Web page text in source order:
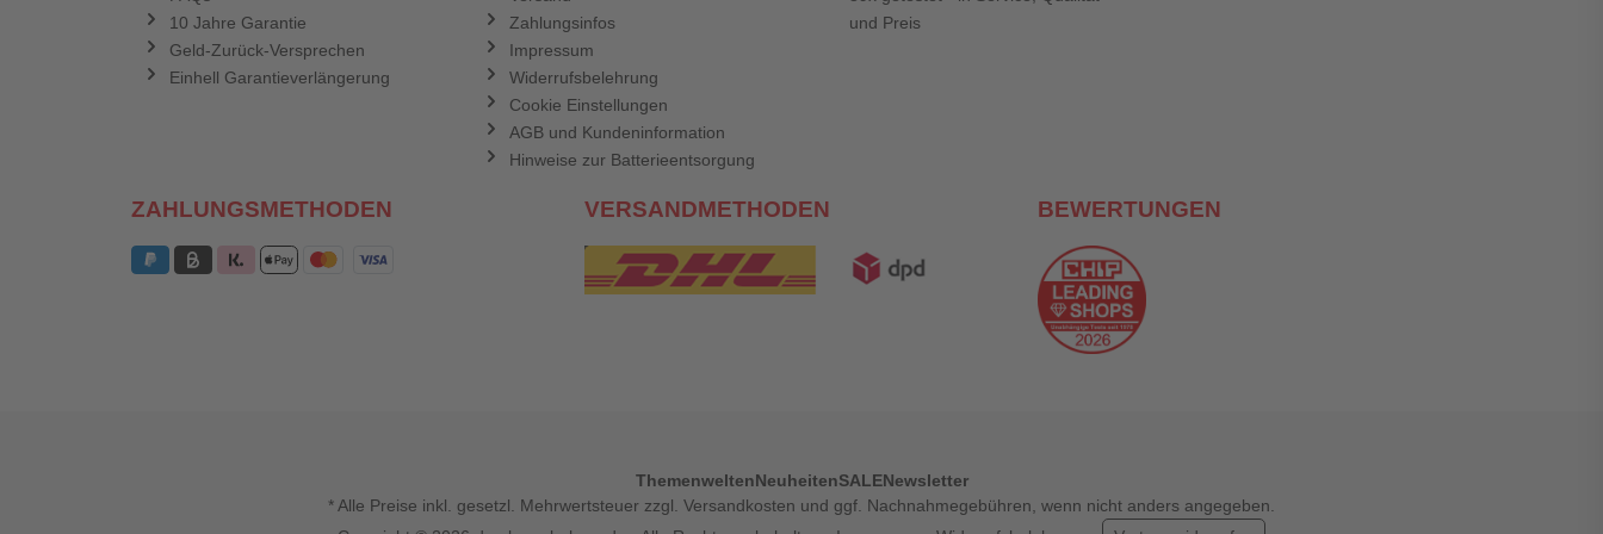
10 Jahre Garantie
Geld-Zurück-Versprechen
Einhell Garantieverlängerung
Zahlungsinfos
Impressum
Widerrufsbelehrung
Cookie Einstellungen
AGB und Kundeninformation
Hinweise zur Batterieentsorgung
und Preis
ZAHLUNGSMETHODEN VERSANDMETHODEN BEWERTUNGEN
ThemenweltenNeuheitenSALENewsletter
* Alle Preise inkl. gesetzl. Mehrwertsteuer zzgl. Versandkosten und ggf. Nachnahmegebühren, wenn nicht anders angegeben.